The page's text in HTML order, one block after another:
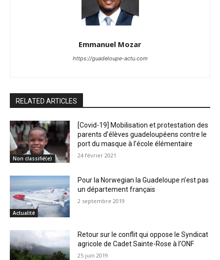
Emmanuel Mozar
https://guadeloupe-actu.com
RELATED ARTICLES
Non classifié(e)
[Covid-19] Mobilisation et protestation des
parents d’élèves guadeloupéens contre le
port du masque à l’école élémentaire
24 février 2021
Actualité
Pour la Norwegian la Guadeloupe n’est pas
un département français
2 septembre 2019
Retour sur le conflit qui oppose le Syndicat
agricole de Cadet Sainte-Rose à l’ONF
25 juin 2019